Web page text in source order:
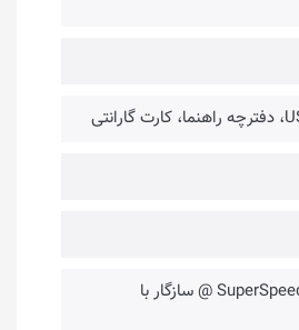
SuperSpeed USB 3.2 Gen 1 @ سازگار با